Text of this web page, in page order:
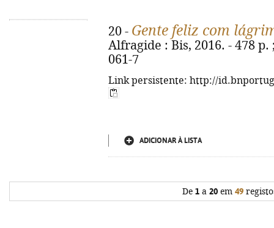
20 - Gente feliz com
Alfragide : Bis, 2016. - 478 p.
061-7
Link persistente: http://
ADICIONAR À LISTA
De 1a 20em 49